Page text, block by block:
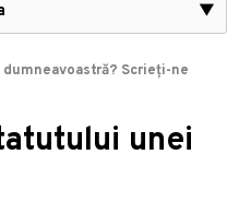
▼
Scrieți-ne
unei